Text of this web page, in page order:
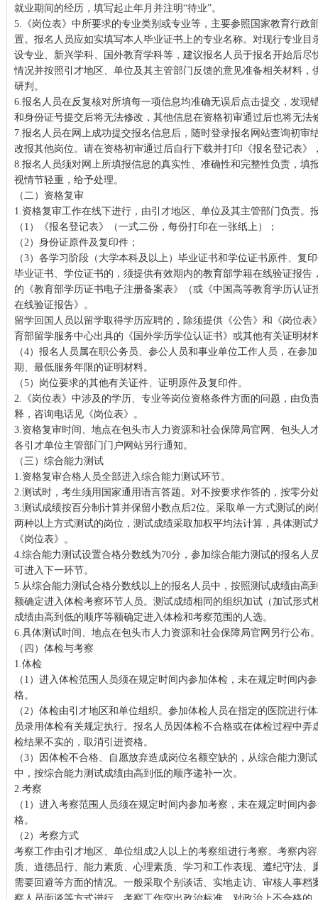
就业期间的经历，填写起止年月并注明“待业”。
5.《岗位表》中所要求的专业类别或专业等，主要参照国家教育行政
置。报名人员应如实填写本人毕业证书上的专业名称。对现行专业目
设专业、新兴学科、国外教育学科等，建议报名人员于报名开始后尽
情况并按照引才地区、单位及其主管部门反馈的意见准备相关材料，
研判。
6.报名人员在反复核对所填每一项信息均准确无误后点击提交，发现
和身份证号提交后将无法修改，其他信息在资格初审通过后也将无法
7.报名人员在网上成功提交报名信息后，随时登录报名网站查询初审
改报其他岗位。请在资格初审通过后自行下载并打印《报名登记表》
8.报名人员须对网上所填报信息的真实性、准确性和完整性负责，填
视情节轻重，给予处理。
（二）资格复审
1.资格复审工作在线下进行，由引才地区、单位及其主管部门负责。
（1）《报名登记表》（一式二份，每份打印在一张纸上）；
（2）身份证原件及复印件；
（3）各学习阶段（大学本科及以上）毕业证书和学位证书原件、复
毕业证书、学位证书的，须提供有效期内的教育部学籍在线验证报告
的《教育部学历证书电子注册备案表》（或《中国高等教育学历认证
在线验证报告》。
留学回国人员以留学取得学历应聘的，除须提供《公告》和《岗位表
育部留学服务中心出具的《国外学历学位认证书》或其他有关证明材
（4）报名人员属在职公务员、参公人员和事业单位工作人员，在参
期、最低服务年限的证明材料。
（5）岗位要求的其他有关证件、证明原件及复印件。
2.《岗位表》中涉及的学历、专业等岗位资格条件方面的问题，由负
释，咨询电话见《岗位表》。
3.资格复审时间、地点在包头市人力资源和社会保障局官网、包头人
各引才单位主管部门门户网站另行通知。
（三）综合能力测试
1.资格复审合格人员全部进入综合能力测试环节。
2.测试时，考生须用国家通用语言答题。对不按要求作答的，按零分
3.测试成绩按百分制计算并保留小数点后2位。采取单一方式测试的
两种以上方式测试的岗位，测试成绩采取加权平均法计算，具体测试
《岗位表》。
4.综合能力测试设置合格分数线为70分，参加综合能力测试的报名人
可进入下一环节。
5.从综合能力测试合格分数线以上的报名人员中，按照测试成绩由高
额确定进入体检考察环节人员。测试成绩相同的组织加试（加试形式
成绩由高到低的顺序等额确定进入体检和考察范围的人选。
6.具体测试时间、地点在包头市人力资源和社会保障局官网另行公布
（四）体检与考察
1.体检
（1）进入体检范围人员须在规定时间内参加体检，未在规定时间内
格。
（2）体检由引才地区和单位组织。参加体检人员在指定的医院进行
员录用体检有关规定执行。报名人员因体检不合格或在体检过程中弄
检结果不实的，取消引进资格。
（3）因体检不合格、自愿放弃造成岗位名额空缺的，从综合能力测
中，按综合能力测试成绩由高到低的顺序递补一次。
2.考察
（1）进入考察范围人员须在规定时间内参加考察，未在规定时间内
格。
（2）考察方式
考察工作由引才地区、单位组成2人以上的考察组进行考察。考察内
质、道德品行、能力素质、心理素质、学习和工作表现、遵纪守法、
需要回避等方面的情况。一般采取个别谈话、实地走访、审核人事档